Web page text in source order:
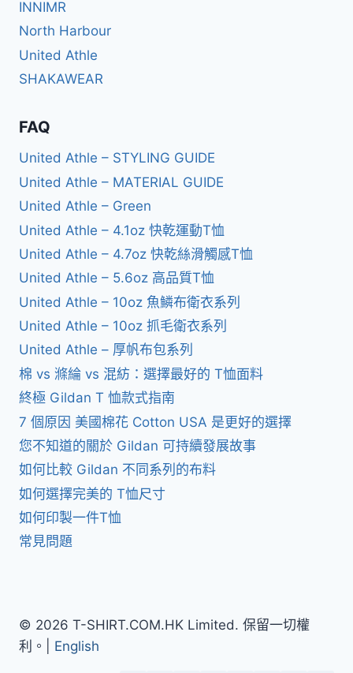
INNIMR
North Harbour
United Athle
SHAKAWEAR
FAQ
United Athle – STYLING GUIDE
United Athle – MATERIAL GUIDE
United Athle – Green
United Athle – 4.1oz 快乾運動T恤
United Athle – 4.7oz 快乾絲滑觸感T恤
United Athle – 5.6oz 高品質T恤
United Athle – 10oz 魚鱗布衛衣系列
United Athle – 10oz 抓毛衛衣系列
United Athle – 厚帆布包系列
棉 vs 滌綸 vs 混紡：選擇最好的 T恤面料
終極 Gildan T 恤款式指南
7 個原因 美國棉花 Cotton USA 是更好的選擇
您不知道的關於 Gildan 可持續發展故事
如何比較 Gildan 不同系列的布料
如何選擇完美的 T恤尺寸
如何印製一件T恤
常見問題
© 2026 T-SHIRT.COM.HK Limited. 保留一切權
利。| English